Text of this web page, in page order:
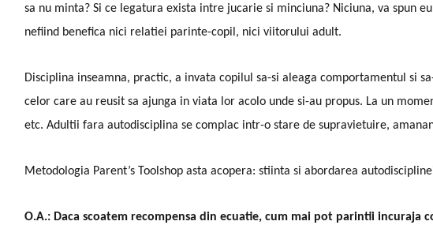
sa nu minta? Si ce legatura exista intre jucarie si minciuna? Niciuna, va spun
nefiind benefica nici relatiei parinte-copil, nici viitorului adult.
Disciplina inseamna, practic, a invata copilul sa-si aleaga comportamentul si
celor care au reusit sa ajunga in viata lor acolo unde si-au propus. La un
etc. Adultii fara autodisciplina se complac intr-o stare de supravietuire,
Metodologia Parent’s Toolshop asta acopera: stiinta si abordarea
O.A.: Daca scoatem recompensa din ecuatie, cum mai pot parintii incuraja